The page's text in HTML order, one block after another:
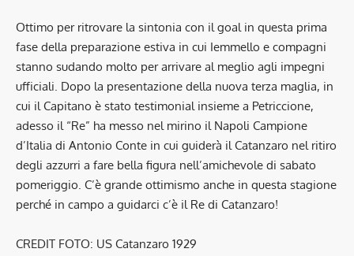
Ottimo per ritrovare la sintonia con il goal in questa prima
fase della preparazione estiva in cui Iemmello e compagni
stanno sudando molto per arrivare al meglio agli impegni
ufficiali. Dopo la presentazione della nuova terza maglia, in
cui il Capitano è stato testimonial insieme a Petriccione,
adesso il “Re” ha messo nel mirino il Napoli Campione
d’Italia di Antonio Conte in cui guiderà il Catanzaro nel ritiro
degli azzurri a fare bella figura nell’amichevole di sabato
pomeriggio. C’è grande ottimismo anche in questa stagione
perché in campo a guidarci c’è il Re di Catanzaro!
CREDIT FOTO: US Catanzaro 1929